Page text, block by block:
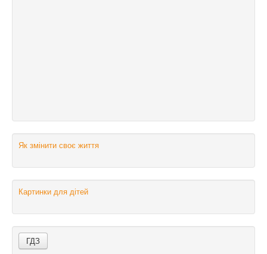
Як змінити своє життя
Картинки для дітей